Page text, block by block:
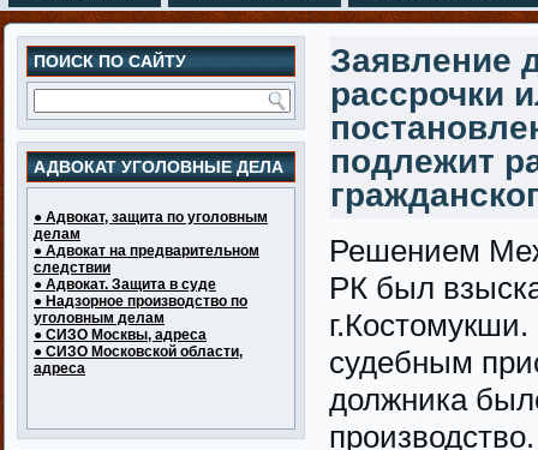
ПОИСК ПО САЙТУ
АДВОКАТ УГОЛОВНЫЕ ДЕЛА
● Адвокат, защита по уголовным
делам
● Адвокат на предварительном
следствии
● Адвокат. Защита в суде
● Надзорное производство по
уголовным делам
● СИЗО Москвы, адреса
● СИЗО Московской области,
адреса
Заявление
рассрочки
подлежит
Решением
РК был
судебным
должника
производство.